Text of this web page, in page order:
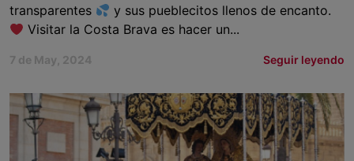
transparentes
y sus pueblecitos llenos de encanto.
Visitar la Costa Brava es hacer un...
7 de May, 2024 Seguir leyendo